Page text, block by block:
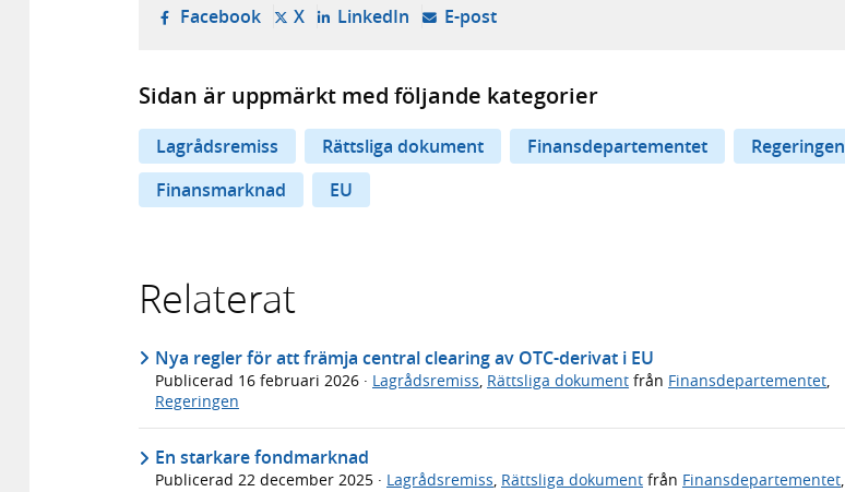
Facebook- öppnas i ny flik, extern webbplats,
X- öppnas i ny flik, extern webbplats,
LinkedIn- öppnas i ny flik, extern webbplats,
E-post- öppnar din e-postklient,
Sidan är uppmärkt med följande kategorier
Lagrådsremiss Rättsliga dokument Finansdepartementet
Regeringen
Finansmarknad
EU
Relaterat
Nya regler för att främja central clearing av OTC-derivat i EU
Publicerad 16 februari 2026 · Lagrådsremiss Rättsliga dokument från Finansdepartementet
Regeringen
En starkare fondmarknad
Publicerad 22 december 2025 · Lagrådsremiss, Rättsliga dokument från Finansdepartementet,